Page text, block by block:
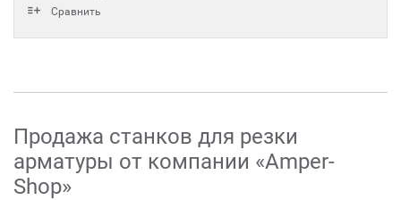
Сравнить
Продажа станков для резки
арматуры от компании «Amper-
Shop»